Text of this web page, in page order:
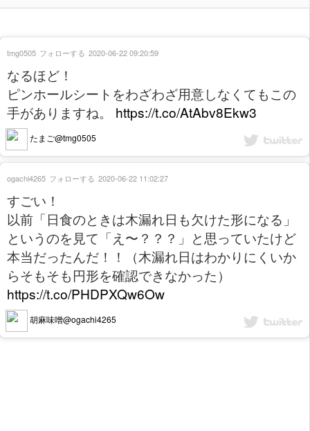
なるほど！
ピンホールシートをわざわざ用意しなくてもこの
手がありますね。 https://t.co/AtAbv8Ekw3
たまご@tmg0505
tmg0505 フォローする 2020-06-22 09:20:59
すごい！
以前「日食のときは木漏れ日も欠けた形になる」
というのを見て「え〜？？？」と思っていたけど
本当だったんだ！！（木漏れ日はわかりにくいか
らそもそも円形を確認できなかった）
https://t.co/PHDPXQw6Ow
胡麻味噌@ogachi4265
ogachi4265 フォローする 2020-06-22 11:02:27